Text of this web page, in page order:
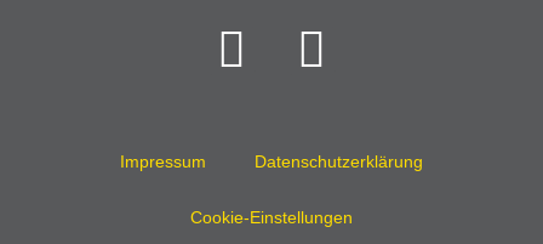
Impressum Datenschutzerklärung
Cookie-Einstellungen